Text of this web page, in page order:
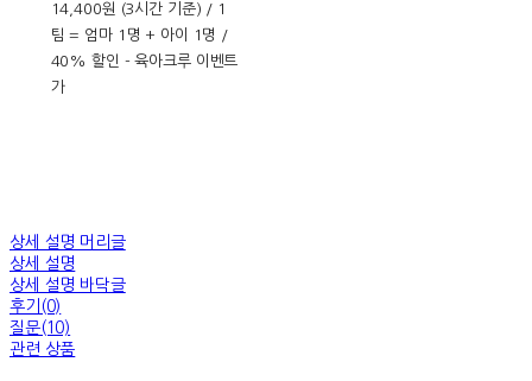
14,400원 (3시간 기준) / 1
팀 = 엄마 1명 + 아이 1명 /
40% 할인 - 육아크루 이벤트
가
상세 설명 머리글
상세 설명
상세 설명 바닥글
후기(0)
질문(10)
관련 상품